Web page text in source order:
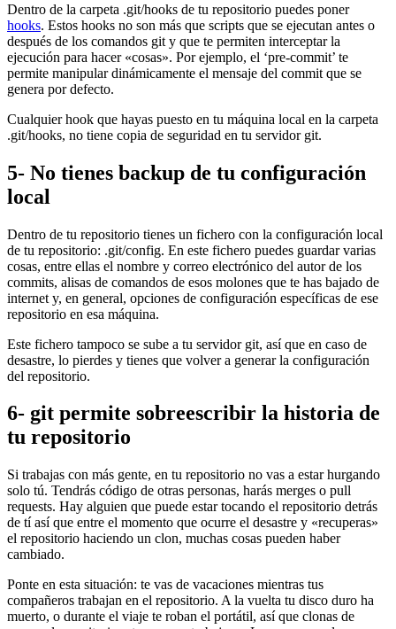
Dentro de la carpeta .git/hooks de tu repositorio puedes poner
hooks. Estos hooks no son más que scripts que se ejecutan antes o
después de los comandos git y que te permiten interceptar la
ejecución para hacer «cosas». Por ejemplo, el ‘pre-commit’ te
permite manipular dinámicamente el mensaje del commit que se
genera por defecto.
Cualquier hook que hayas puesto en tu máquina local en la carpeta
.git/hooks, no tiene copia de seguridad en tu servidor git.
5- No tienes backup de tu configuración
local
Dentro de tu repositorio tienes un fichero con la configuración local
de tu repositorio: .git/config. En este fichero puedes guardar varias
cosas, entre ellas el nombre y correo electrónico del autor de los
commits, alisas de comandos de esos molones que te has bajado de
internet y, en general, opciones de configuración específicas de ese
repositorio en esa máquina.
Este fichero tampoco se sube a tu servidor git, así que en caso de
desastre, lo pierdes y tienes que volver a generar la configuración
del repositorio.
6- git permite sobreescribir la historia de
tu repositorio
Si trabajas con más gente, en tu repositorio no vas a estar hurgando
solo tú. Tendrás código de otras personas, harás merges o pull
requests. Hay alguien que puede estar tocando el repositorio detrás
de tí así que entre el momento que ocurre el desastre y «recuperas»
el repositorio haciendo un clon, muchas cosas pueden haber
cambiado.
Ponte en esta situación: te vas de vacaciones mientras tus
compañeros trabajan en el repositorio. A la vuelta tu disco duro ha
muerto, o durante el viaje te roban el portátil, así que clonas de